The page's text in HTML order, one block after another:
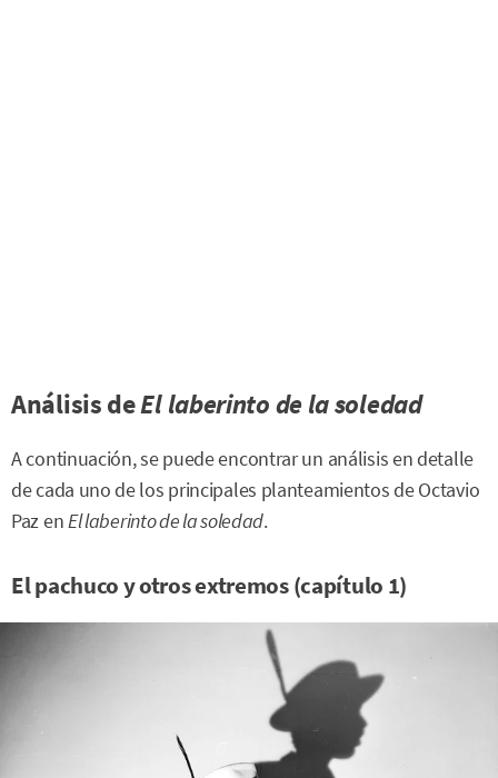
Análisis deEl laberinto de la soledad
A continuación, se puede encontrar un análisis en detalle
de cada uno de los principales planteamientos de Octavio
Paz enEl laberinto de la soledad.
El pachuco y otros extremos (capítulo 1)